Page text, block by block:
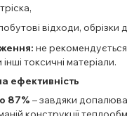
відходи, обрізки
не
токсичні матеріали.
ефективність
87% – завдяки